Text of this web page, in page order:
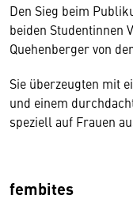
Den Sieg beim
beiden Studentinnen
Quehenberger von
Sie überzeugten mit
und einem
speziell auf Frauen
fembites